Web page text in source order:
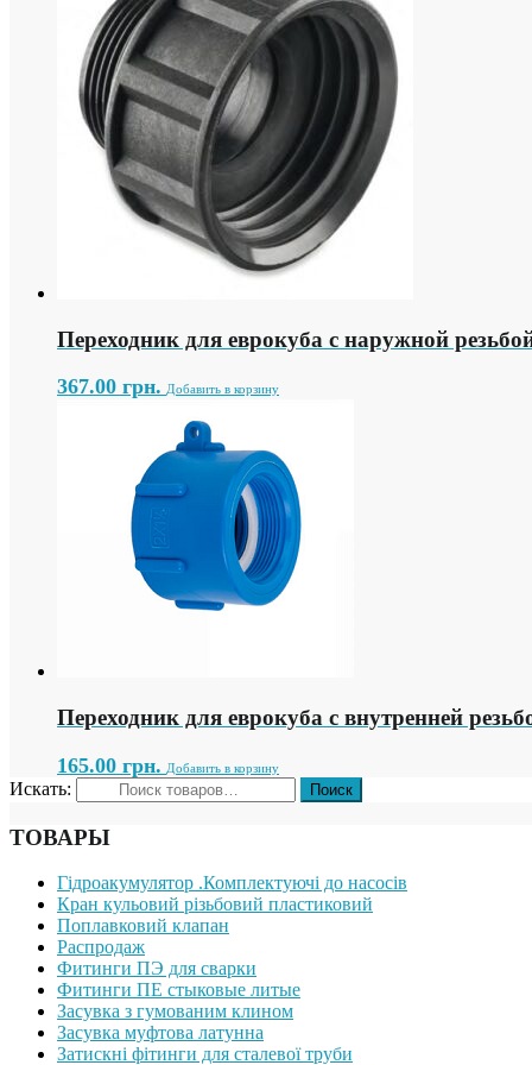
Переходник для еврокуба с наружной
367.00 грн. Добавить в корзину
Переходник для еврокуба с внутренней
165.00 грн. Добавить в корзину
Искать:
ТОВАРЫ
Гідроакумулятор .Комплектуючі до насосів
Кран кульовий різьбовий пластиковий
Поплавковий клапан
Распродаж
Фитинги ПЭ для сварки
Фитинги ПЕ стыковые литые
Засувка з гумованим клином
Засувка муфтова латунна
Затискні фітинги для сталевої труби